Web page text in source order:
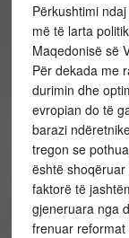
Përkushtimi
më të larta
Maqedonisë së
Për dekada me
durimin dhe
evropian do të
barazi
tregon se
është
faktorë të
gjeneruara nga
frenuar